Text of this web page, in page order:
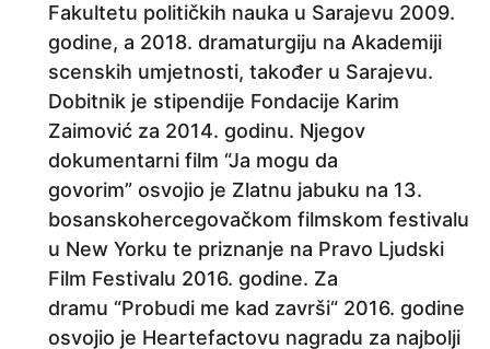
Fakultetu političkih nauka u Sarajevu 2009.
godine, a 2018. dramaturgiju na Akademiji
scenskih umjetnosti, također u Sarajevu.
Dobitnik je stipendije Fondacije Karim
Zaimović za 2014. godinu. Njegov
dokumentarni film “Ja mogu da
govorim” osvojio je Zlatnu jabuku na 13.
bosanskohercegovačkom filmskom festivalu
u New Yorku te priznanje na Pravo Ljudski
Film Festivalu 2016. godine. Za
dramu “Probudi me kad završi“ 2016. godine
osvojio je Heartefactovu nagradu za najbolji